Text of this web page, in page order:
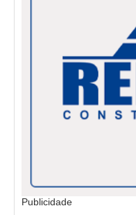
Publicidade